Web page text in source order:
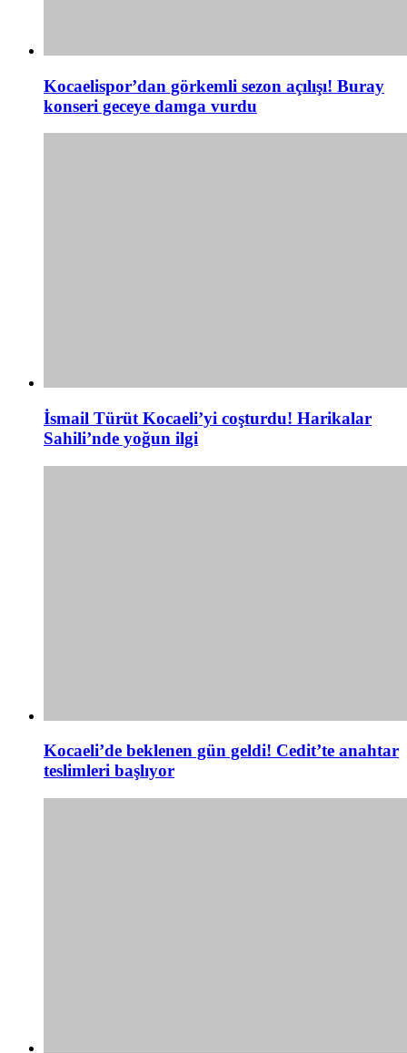
Kocaelispor’dan görkemli sezon açılışı! Buray
konseri geceye damga vurdu
İsmail Türüt Kocaeli’yi coşturdu! Harikalar
Sahili’nde yoğun ilgi
Kocaeli’de beklenen gün geldi! Cedit’te anahtar
teslimleri başlıyor